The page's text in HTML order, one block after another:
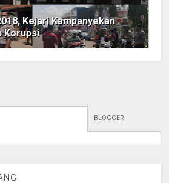
Kejari Kampanyekan
Korupsi
BLOGGER